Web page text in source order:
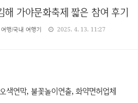
해 가야문화축제 짧은 참여 후기
여행/국내 여행기 2025. 4. 13. 11:27
색연막, 불꽃놀이연출, 화약면허업체